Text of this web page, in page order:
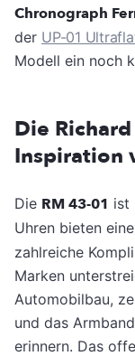
Chronograph
der UP-01
Modell ein noch
Die
Inspiration
Die RM 43-01 ist
Uhren bieten eine
zahlreiche
Marken
Automobilbau,
und das
erinnern. Das